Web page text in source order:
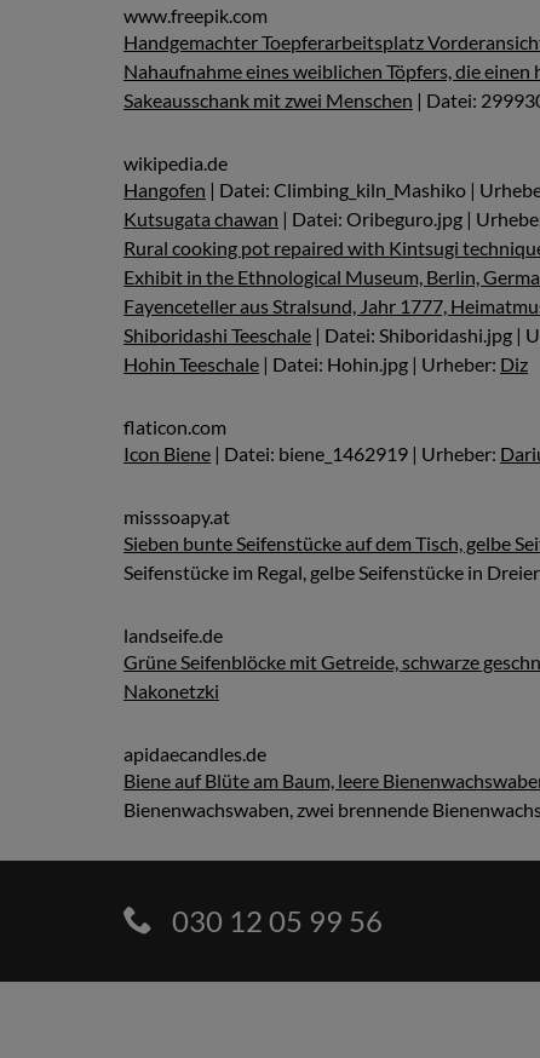
www.freepik.com
Handgemachter Toepferarbeitsplatz
Nahaufnahme eines weiblichen Töpfers, die
Sakeausschank mit zwei Menschen | Datei:
wikipedia.de
Hangofen | Datei: Climbing_kiln_Mashiko |
Kutsugata chawan | Datei: Oribeguro.jpg |
Rural cooking pot repaired with Kintsugi
Exhibit in the Ethnological Museum, Berlin,
Fayenceteller aus Stralsund, Jahr 1777,
Shiboridashi Teeschale | Datei: Shiboridashi.jpg |
Hohin Teeschale | Datei: Hohin.jpg | Urheber: Diz
flaticon.com
Icon Biene | Datei: biene_1462919 | Urheber:
misssoapy.at
Sieben bunte Seifenstücke auf dem Tisch, gelbe
Seifenstücke im Regal, gelbe Seifenstücke in
landseife.de
Grüne Seifenblöcke mit Getreide, schwarze
Nakonetzki
apidaecandles.de
Biene auf Blüte am Baum, leere
Bienenwachswaben, zwei brennende
030 12 05 99 56